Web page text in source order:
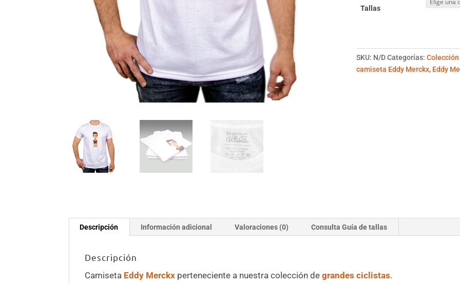
Tallas
SKU: N/D Categorías:
camiseta Eddy Merckx, Eddy
Descripción Información adicional Valoraciones (0) Consulta Guía de tallas
Descripción
Camiseta Eddy Merckx perteneciente a nuestra colección degrandes ciclistas.